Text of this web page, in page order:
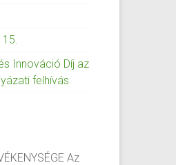
15.
Innováció Díj az
felhívás
Az